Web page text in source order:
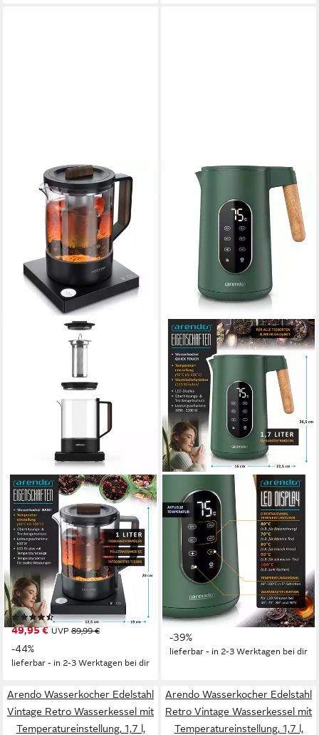
ARENDO
Wasserkocher Glas, Edelstahl
Teesieb,
Temperatureinstellung 40°–
100°C mit Anzeige
800 W Leistung
1 l Kapazität
Glas, Edelstahl Material
(11)
49,95 € UVP 89,99 €
-44%
lieferbar - in 2-3 Werktagen bei dir
ARENDO
Wasserkocher Edelstahl,
Doppelwand,
Temperatureinstellung 40° -
100 °C mit Anzeige
2200 W Leistung
Kapazität
SUS304 Edelstahl
Material
39,95 € UVP64,99 €
-39%
lieferbar - in 2-3 Werktagen bei dir
Arendo Wasserkocher Edelstahl
Vintage Retro Wasserkessel mit
Temperatureinstellung, 1,7 l,
Arendo Wasserkocher Edelstahl
Retro Vintage Wasserkessel mit
Temperatureinstellung, 1,7 l,